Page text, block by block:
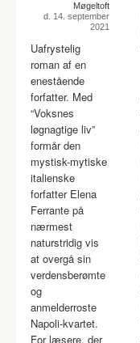
Møgeltoft
d. 14. september
2021
Uafrystelig
roman af en
enestående
forfatter. Med
“Voksnes
løgnagtige liv”
formår den
mystisk-mytiske
italienske
forfatter Elena
Ferrante på
nærmest
naturstridig vis
at overgå sin
verdensberømte
og
anmelderroste
Napoli-kvartet.
For læsere, der